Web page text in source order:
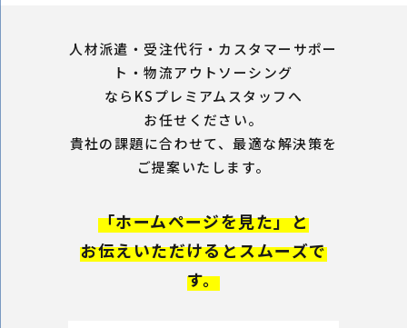
人材派遣・受注代行・カスタマーサポー
ト・物流アウトソーシング
ならKSプレミアムスタッフへ
お任せください。
貴社の課題に合わせて、最適な解決策を
ご提案いたします。
「ホームページを見た」と
お伝えいただけるとスムーズで
す。